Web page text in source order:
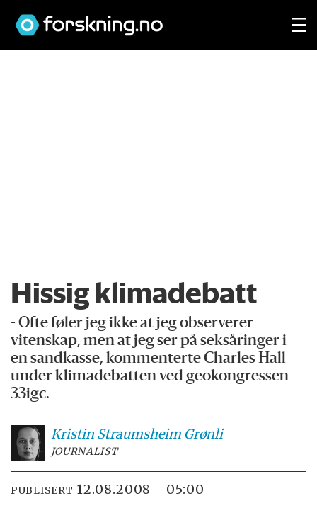
Hissig klimadebatt
- Ofte føler jeg ikke at jeg observerer
vitenskap, men at jeg ser på seksåringer i
en sandkasse, kommenterte Charles Hall
under klimadebatten ved geokongressen
33igc.
Kristin Straumsheim Grønli
JOURNALIST
PUBLISERT 12.08.2008 - 05:00